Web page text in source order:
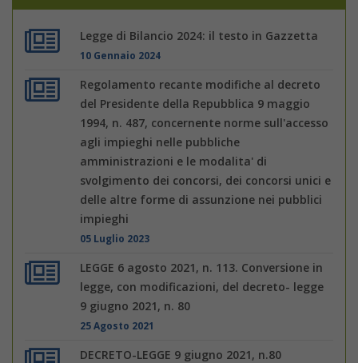
Legge di Bilancio 2024: il testo in Gazzetta
10 Gennaio 2024
Regolamento recante modifiche al decreto
del Presidente della Repubblica 9 maggio
1994, n. 487, concernente norme sull'accesso
agli impieghi nelle pubbliche
amministrazioni e le modalita' di
svolgimento dei concorsi, dei concorsi unici e
delle altre forme di assunzione nei pubblici
impieghi
05 Luglio 2023
LEGGE 6 agosto 2021, n. 113. Conversione in
legge, con modificazioni, del decreto- legge
9 giugno 2021, n. 80
25 Agosto 2021
DECRETO-LEGGE 9 giugno 2021, n.80